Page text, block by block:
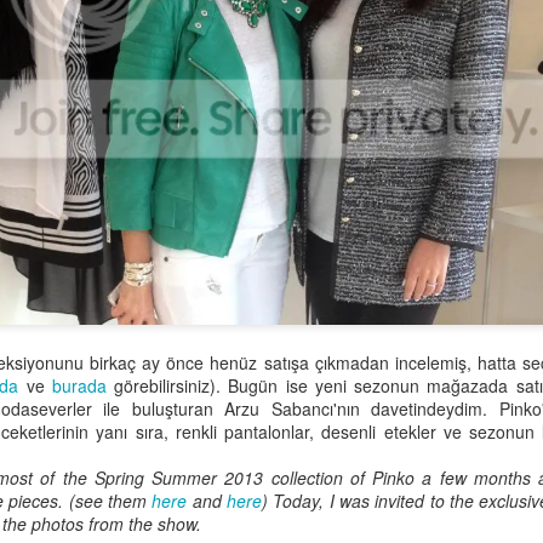
birkaç ay önce henüz satışa çıkmadan incelemiş, hatta
ve burada görebilirsiniz). Bugün ise yeni sezonun mağazada
ile buluşturan Arzu Sabancı'nın davetindeydim.
yanı sıra, renkli pantalonlar, desenli etekler ve
of the Spring Summer 2013 collection of Pinko a few months
pieces. (see themhere andhere) Today, I was invited to the
photos from the show.
sorunlarını dahi düzeltebilen çok çok
ilaçlarını da kendi yapıyor yani
hastalarına uyguladığı yeni yöntemleri
uygun bulursa kliniğine getiren bir
soruları kendisine yönelttim, o da
:)